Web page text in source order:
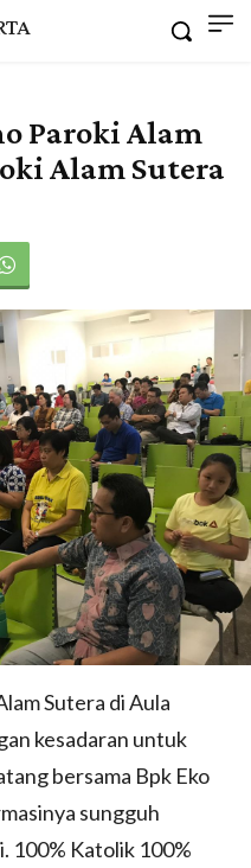
Paroki Alam
Alam Sutera
Sutera di Aula
kesadaran untuk
bersama Bpk Eko
sungguh
100% Katolik 100%